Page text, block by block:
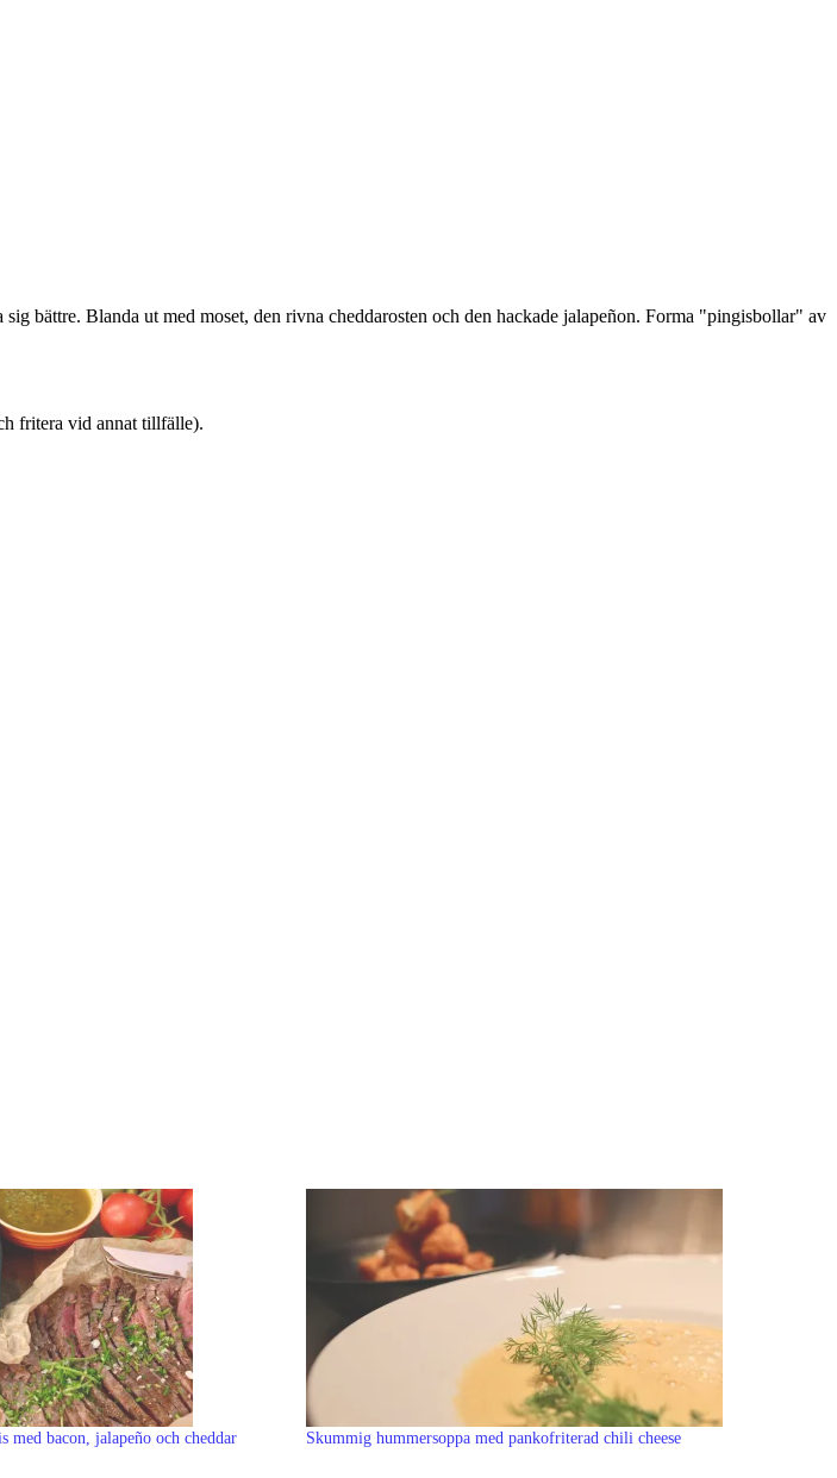
bättre. Blanda ut med moset, den rivna cheddarosten och den hackade jalapeñon. Forma "pingisbollar" av
fritera vid annat tillfälle).
med bacon, jalapeño och cheddar Skummig hummersoppa med pankofriterad chili cheese